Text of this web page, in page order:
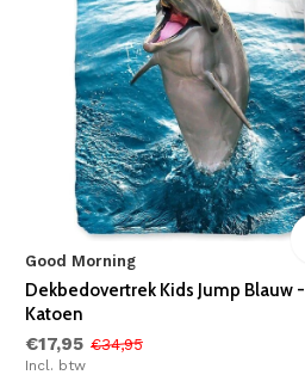
Good Morning
Dekbedovertrek Kids Jump Blauw -
Katoen
€17,95 €34,95
Incl. btw